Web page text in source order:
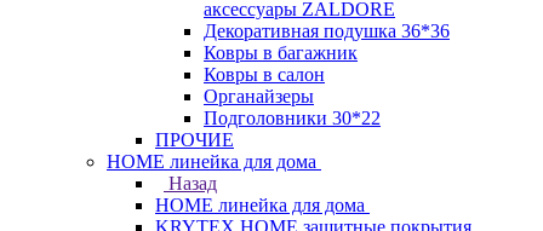
аксессуары ZALDORE
Декоративная подушка 36*36
Ковры в багажник
Ковры в салон
Органайзеры
Подголовники 30*22
ПРОЧИЕ
HOME линейка для дома
Назад
HOME линейка для дома
KRYTEX HOME защитные покрытия